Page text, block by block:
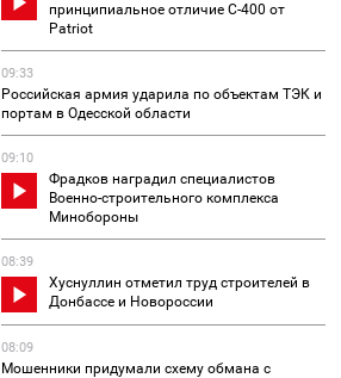
принципиальное отличие С-400 от
Patriot
09:33
Российская армия ударила по объектам ТЭК и
портам в Одесской области
09:10
Фрадков наградил специалистов
Военно-строительного комплекса
Минобороны
08:39
Хуснуллин отметил труд строителей в
Донбассе и Новороссии
08:09
Мошенники придумали схему обмана с